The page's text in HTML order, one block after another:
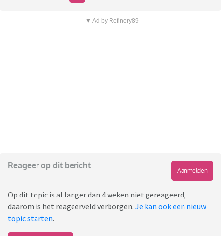
▼ Ad by Refinery89
Reageer op dit bericht
Aanmelden
Op dit topic is al langer dan 4 weken niet gereageerd,
daarom is het reageerveld verborgen. Je kan ook een nieuw
topic starten.